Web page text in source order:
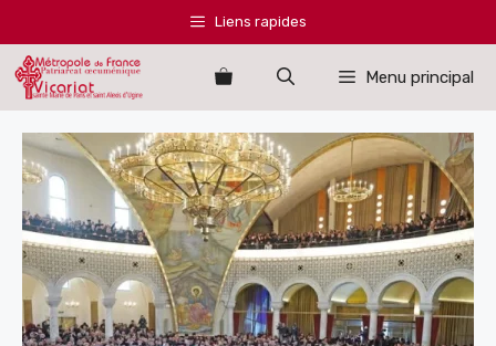
au
contenu
Liens rapides
Menu principal